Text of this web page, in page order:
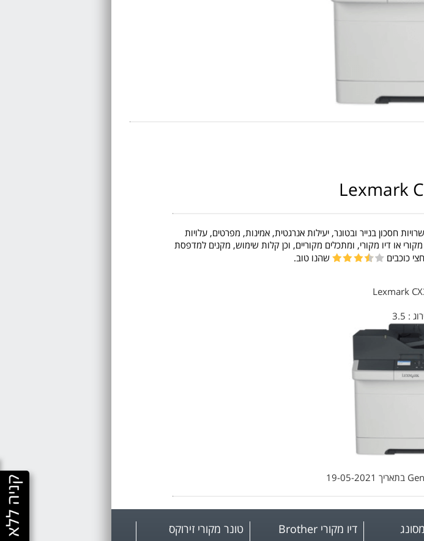
Lexmark
חסכון בנייר ובטונר, יעילות אנרגטית, אמינות, מפרטים, עלויות
או דיו מקורי, ומתכלים מקוריים, וכן קלות שימוש, מקנים למדפסת
שהנו טוב.
Lexmark
:
3.5
בתאריך 19-05-2021
דיו מקורי Brother
טונר מקורי זירוקס